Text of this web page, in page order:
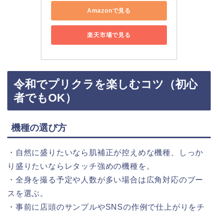
Amazonで見る
楽天市場で見る
令和でプリクラを楽しむコツ（初心
者でもOK）
機種の選び方
・自然に盛りたいなら肌補正が控えめな機種、しっか
り盛りたいならレタッチ強めの機種を。
・全身を撮る予定や人数が多い場合は広角対応のブー
スを選ぶ。
・事前に店頭のサンプルやSNSの作例で仕上がりをチ